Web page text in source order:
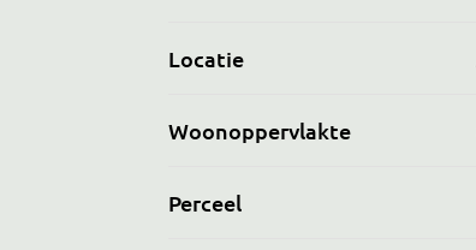
Locatie
Woonoppervlakte
Perceel